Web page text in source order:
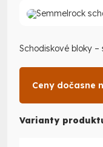
Schodiskové bloky
Ceny dočasne
Varianty